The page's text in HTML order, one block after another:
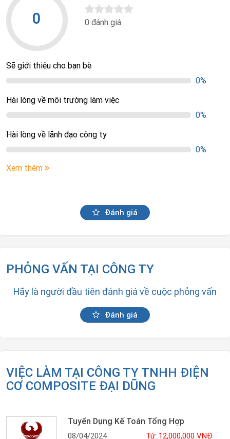
0 0 đánh giá
Sẽ giới thiệu cho bạn bè
0%
Hài lòng về môi trường làm việc
0%
Hài lòng về lãnh đạo công ty
0%
Xem thêm
Đánh giá
PHỎNG VẤN TẠI CÔNG TY
Hãy là người đầu tiên đánh giá về cuộc phỏng vấn
Đánh giá
VIỆC LÀM TẠI CÔNG TY TNHH ĐIỆN
CƠ COMPOSITE ĐẠI DŨNG
Tuyển Dụng Kế Toán Tổng Hợp
08/04/2024 Từ: 12,000,000 VNĐ